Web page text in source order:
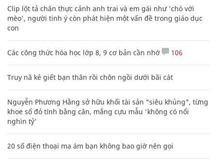
Clip lột tả chân thực cảnh anh trai và em gái như 'chó với
mèo', người tinh ý còn phát hiện một vấn đề trong giáo dục
con
Các công thức hóa học lớp 8, 9 cơ bản cần nhớ 106
Truy nã kẻ giết bạn thân rồi chôn ngồi dưới bãi cát
Nguyễn Phương Hằng sở hữu khối tài sản "siêu khủng", từng
khoe sổ đỏ tính bằng cân, mắng cựu mẫu 'không có nổi
nghìn tỷ'
20 số điện thoại ma ám bạn không bao giờ nên gọi